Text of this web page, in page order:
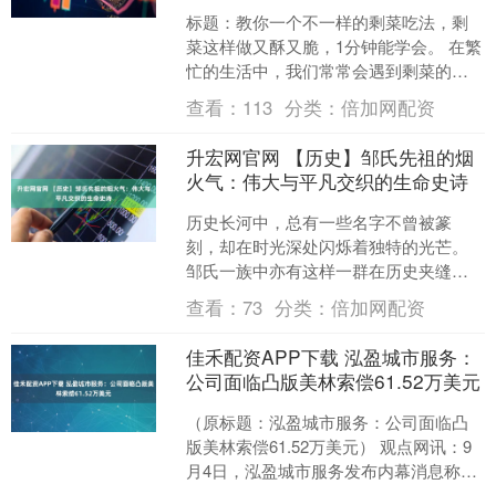
标题：教你一个不一样的剩菜吃法，剩
菜这样做又酥又脆，1分钟能学会。 在繁
忙的生活中，我们常常会遇到剩菜的情
况。这些看似无用的剩菜，其实只要稍
加变化，就能变成一道....
查看： 113 分类：倍加网配资
升宏网官网 【历史】邹氏先祖的烟
火气：伟大与平凡交织的生命史诗
历史长河中，总有一些名字不曾被篆
刻，却在时光深处闪烁着独特的光芒。
邹氏一族中亦有这样一群在历史夹缝中
绽放异彩的人物——他们或凭天马行空
的想象重构世界认知，或以画....
查看：73 分类：倍加网配资
佳禾配资APP下载 泓盈城市服务：
公司面临凸版美林索偿61.52万美元
（原标题：泓盈城市服务：公司面临凸
版美林索偿61.52万美元） 观点网讯：9
月4日，泓盈城市服务发布内幕消息称，